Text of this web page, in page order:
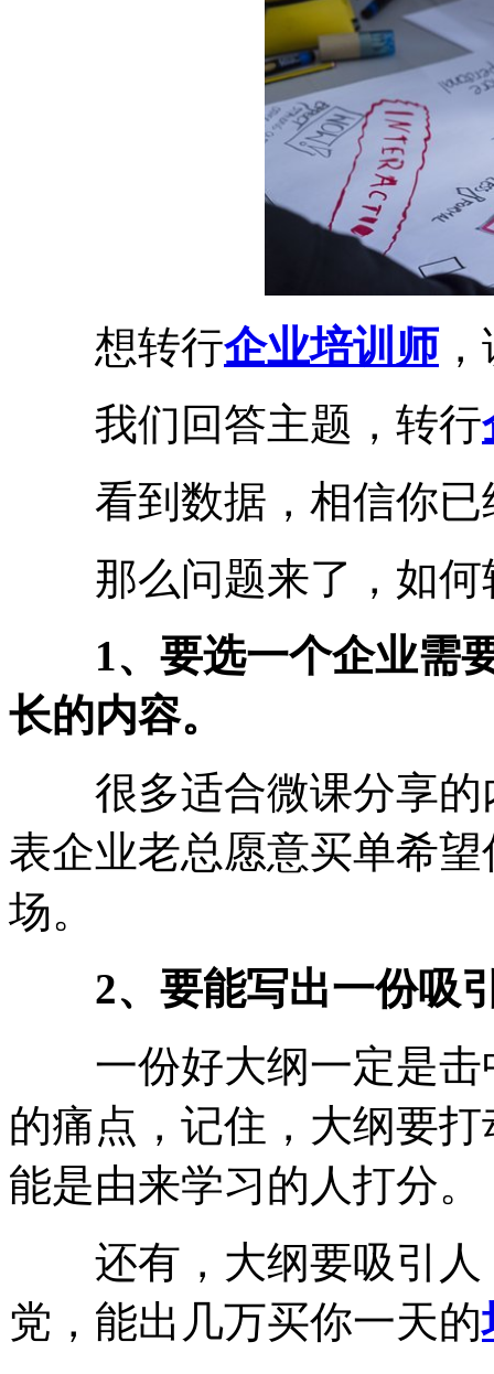
想转行企业培训师
我们回答主题，转行
看到数据，相信你已
那么问题来了，如何
1、要选一个企业需
长的内容。
很多适合微课分享的
表企业老总愿意买单希
场。
2、要能写出一份吸
一份好大纲一定是击
的痛点，记住，大纲要
能是由来学习的人打分。
还有，大纲要吸引人
党，能出几万买你一天的